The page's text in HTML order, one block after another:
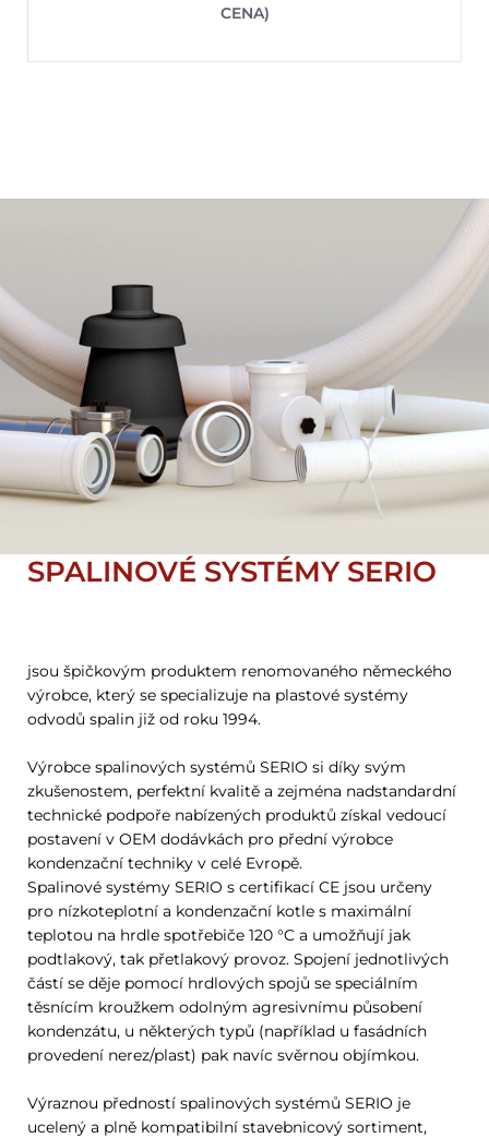
CENA)
SPALINOVÉ SYSTÉMY SERIO
jsou špičkovým produktem renomovaného německého
výrobce, který se specializuje na plastové systémy
odvodů spalin již od roku 1994.
Výrobce spalinových systémů SERIO si díky svým
zkušenostem, perfektní kvalitě a zejména nadstandardní
technické podpoře nabízených produktů získal vedoucí
postavení v OEM dodávkách pro přední výrobce
kondenzační techniky v celé Evropě.
Spalinové systémy SERIO s certifikací CE jsou určeny
pro nízkoteplotní a kondenzační kotle s maximální
teplotou na hrdle spotřebiče 120 °C a umožňují jak
podtlakový, tak přetlakový provoz. Spojení jednotlivých
částí se děje pomocí hrdlových spojů se speciálním
těsnícím kroužkem odolným agresivnímu působení
kondenzátu, u některých typů (například u fasádních
provedení nerez/plast) pak navíc svěrnou objímkou.
Výraznou předností spalinových systémů SERIO je
ucelený a plně kompatibilní stavebnicový sortiment,